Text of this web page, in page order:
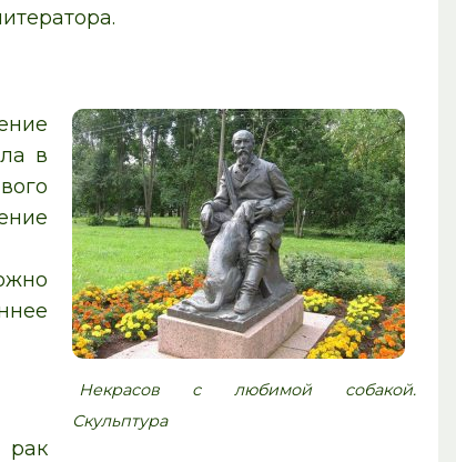
Некрасов с любимой собакой.
Скульптура
в
рак